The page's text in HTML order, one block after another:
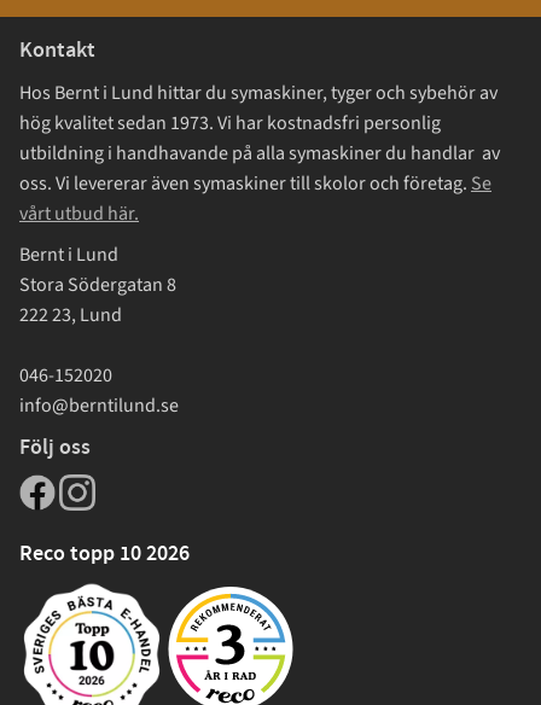
Kontakt
Hos Bernt i Lund hittar du symaskiner, tyger och sybehör av
hög kvalitet sedan 1973. Vi har kostnadsfri personlig
utbildning i handhavande på alla symaskiner du handlar av
oss. Vi levererar även symaskiner till skolor och företag. Se
vårt utbud här.
Bernt i Lund
Stora Södergatan 8
222 23, Lund
046-152020
info@berntilund.se
Följ oss
Reco topp 10 2026